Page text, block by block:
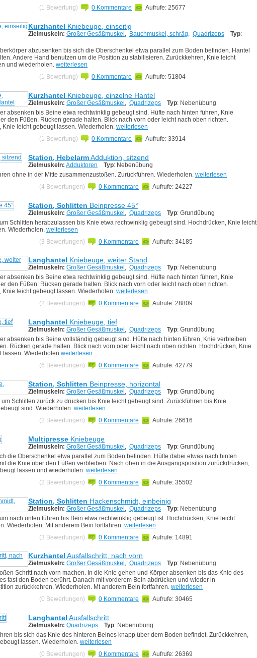
(1 Bewertung) 0 Kommentare Aufrufe: 25677
Kurzhantel Kniebeuge, einseitig
Zielmuskeln: Großer Gesäßmuskel , Bauchmuskel, schräg, Quadrizeps Typ:
abzusenken bis sich die Oberschenkel etwa parallel zum Boden befinden. Hantel
Andere Hand benutzen um die Position zu stabilisieren. Zurückkehren, Knie leicht
und wiederholen. weiterlesen
(1 Bewertung) 0 Kommentare Aufrufe: 51804
Kurzhantel Kniebeuge, einzelne Hantel
Zielmuskeln: Großer Gesäßmuskel , Quadrizeps Typ: Nebenübung
absenken bis Beine etwa rechtwinklig gebeugt sind. Hüfte nach hinten führen, Knie
den Füßen. Rücken gerade halten. Blick nach vorn oder leicht nach oben richten.
Knie leicht gebeugt lassen. Wiederholen. weiterlesen
(1 Bewertung) 0 Kommentare Aufrufe: 33914
Station, HebelarmAdduktion, sitzend
Zielmuskeln: Adduktoren Typ: Nebenübung
ohne in der Mitte zusammenzustoßen. Zurückführen. Wiederholen. weiterlesen
(4 Bewertungen) 0 Kommentare Aufrufe: 24227
Station, Schlitten Beinpresse 45°
Zielmuskeln: Großer Gesäßmuskel Quadrizeps Typ: Grundübung
Schlitten herabzulassen bis Knie etwa rechtwinklig gebeugt sind. Hochdrücken, Knie leicht
Wiederholen. weiterlesen
(3 Bewertungen) 0 Kommentare Aufrufe: 34185
Langhantel Kniebeuge, weiter Stand
Zielmuskeln: Großer Gesäßmuskel , Quadrizeps Typ: Nebenübung
absenken bis Beine etwa rechtwinklig gebeugt sind. Hüfte nach hinten führen, Knie
den Füßen. Rücken gerade halten. Blick nach vorn oder leicht nach oben richten.
Knie leicht gebeugt lassen. Wiederholen. weiterlesen
(2 Bewertungen) 0 Kommentare Aufrufe: 28809
Langhantel Kniebeuge, tief
Zielmuskeln: Großer Gesäßmuskel , Quadrizeps Typ: Grundübung
absenken bis Beine vollständig gebeugt sind. Hüfte nach hinten führen, Knie verbleiben
Rücken gerade halten. Blick nach vorn oder leicht nach oben richten. Hochdrücken, Knie
lassen. Wiederholen weiterlesen
(6 Bewertungen) 0 Kommentare Aufrufe: 42779
Station, Schlitten Beinpresse, horizontal
Zielmuskeln: Großer Gesäßmuskel , Quadrizeps Typ: Grundübung
um Schlitten zurück zu drücken bis Knie leicht gebeugt sind. Zurückführen bis Knie
sind. Wiederholen. weiterlesen
(2 Bewertungen) 0 Kommentare Aufrufe: 26616
Multipresse Kniebeuge
Zielmuskeln: Großer Gesäßmuskel Quadrizeps Typ: Grundübung
die Oberschenkel etwa parallel zum Boden befinden. Hüfte dabei etwas nach hinten
die Knie über den Füßen verbleiben. Nach oben in die Ausgangsposition zurückdrücken,
lassen und wiederholen. weiterlesen
(2 Bewertungen) 0 Kommentare Aufrufe: 35502
Station, Schlitten Hackenschmidt, einbeinig
Zielmuskeln: Großer Gesäßmuskel Quadrizeps Typ: Nebenübung
nach unten führen bis Bein etwa rechtwinklig gebeugt ist. Hochdrücken, Knie leicht
Wiederholen. Mit anderem Bein fortfahren. weiterlesen
(3 Bewertungen) 0 Kommentare Aufrufe: 14891
Kurzhantel Ausfallschritt, nach vorn
Zielmuskeln: Großer Gesäßmuskel , Quadrizeps Typ: Nebenübung
Schritt nach vorn machen. In die Knie gehen und Körper absenken bis das Knie des
fast den Boden berührt. Danach mit vorderem Bein abdrücken und wieder in
zurückkehren. Wiederholen. Mt anderem Bein fortfahren. weiterlesen
(0 Bewertungen) 0 Kommentare Aufrufe: 30465
Langhantel Ausfallschritt
Zielmuskeln: Quadrizeps Typ: Nebenübung
bis sich das Knie des hinteren Beines knapp über dem Boden befindet. Zurückkehren,
lassen. Wiederholen. weiterlesen
(0 Bewertungen) 0 Kommentare Aufrufe: 26369